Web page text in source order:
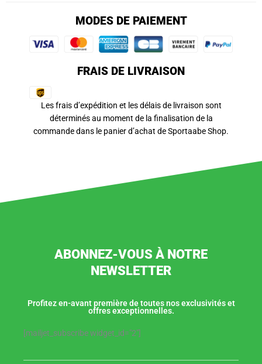
MODES DE PAIEMENT
FRAIS DE LIVRAISON
Les frais d’expédition et les délais de livraison sont
déterminés au moment de la finalisation de la
commande dans le panier d’achat de Sportaabe Shop.
ABONNEZ-VOUS À NOTRE
NEWSLETTER
Profitez en-avant première de toutes nos exclusivités et
offres exceptionnelles.
[mailjet_subscribe widget_id="2"]